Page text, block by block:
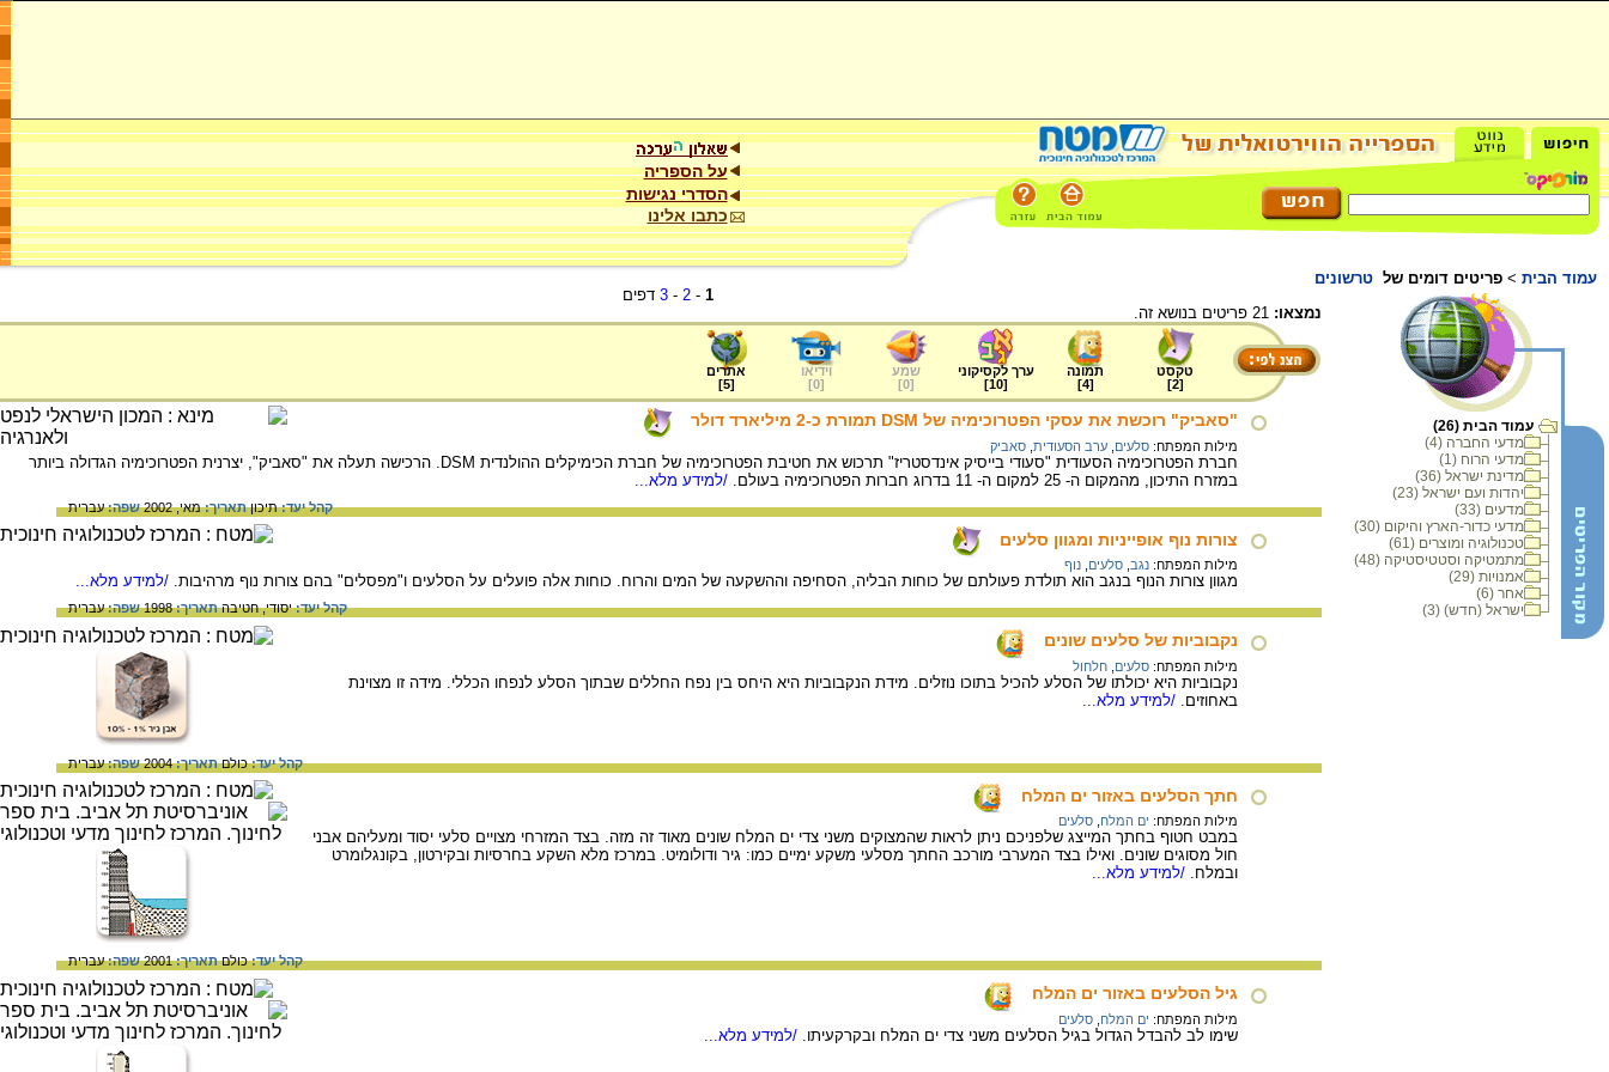
על הספריה
הסדרי נגישות
כתבו אלינו
עמוד הבית > פריטים דומים של טרשונים
עמוד הבית (26)
מדעי החברה (4)
מדעי הרוח (1)
מדינת ישראל (36)
יהדות ועם ישראל (23)
מדעים (33)
מדעי כדור-הארץ והיקום (30)
טכנולוגיה ומוצרים (61)
מתמטיקה וסטטיסטיקה (48)
אמנויות (29)
אחר (6)
ישראל (חדש) (3)
1
-
2
-
3 דפים
נמצאו:
טקסט
[
2
]
תמונה
[
4
]
ערך לקסיקוני
[
10
]
שמע
[
0
]
וידיאו
[
0
]
אתרים
[
5
]
"סאביק" רוכשת את עסקי הפטרוכימיה של DSM תמורת כ-2 מיליארד דולר
מילות המפתח: סלעים ערב הסעודית סאביק
חברת הפטרוכימיה הסעודית "סעודי בייסיק אינדסטריז" תרכוש את חטיבת הפטרוכימיה של חברת הכימיקלים ההולנדית DSM. הרכישה תעלה את "סאביק", יצרנית הפטרוכימיה הגדולה ביותר
במזרח התיכון, מהמקום ה- 25 למקום ה- 11 בדרוג חברות הפטרוכימיה בעולם.
/למידע מלא...
קהל יעד:תיכוןתאריך:מאי, 2002 שפה:עברית
צורות נוף אופייניות ומגוון סלעים
מילות המפתח: נגב סלעים נוף
מגוון צורות הנוף בנגב הוא תולדת פעולתם של כוחות הבליה, הסחיפה וההשקעה של המים והרוח. כוחות אלה פועלים על הסלעים ו"מפסלים" בהם צורות נוף מרהיבות. /למידע מלא...
קהל יעד:יסודי,חטיבהתאריך:1998 שפה:עברית
נקבוביות של סלעים שונים
מילות המפתח: סלעים חלחול
נקבוביות היא יכולתו של הסלע להכיל בתוכו נוזלים. מידת הנקבוביות היא היחס בין נפח החללים שבתוך הסלע לנפחו הכללי. מידה זו מצוינת
באחוזים. /למידע מלא...
קהל יעד:כולםתאריך:2004 שפה:עברית
חתך הסלעים באזור ים המלח
מילות המפתח: ים המלח סלעים
במבט חטוף בחתך המייצג שלפניכם ניתן לראות שהמצוקים משני צדי ים המלח שונים מאוד זה מזה. בצד המזרחי מצויים סלעי יסוד ומעליהם אבני
חול מסוגים שונים. ואילו בצד המערבי מורכב החתך מסלעי משקע ימיים כמו: גיר ודולומיט. במרכז מלא השקע בחרסיות ובקירטון, בקונגלומרט
ובמלח. /למידע מלא...
קהל יעד:כולםתאריך:2001 שפה:עברית
גיל הסלעים באזור ים המלח
מילות המפתח: ים המלח סלעים
שימו לב להבדל הגדול בגיל הסלעים משני צדי ים המלח ובקרקעיתו. /למידע מלא...